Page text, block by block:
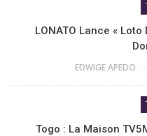
LONATO Lance «
EDWIGE APEDO
Togo : La Maison